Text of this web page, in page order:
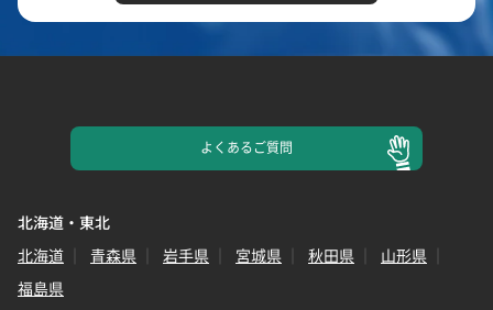
よくあるご質問
北海道・東北
北海道
青森県 岩手県 宮城県 秋田県
山形県
福島県